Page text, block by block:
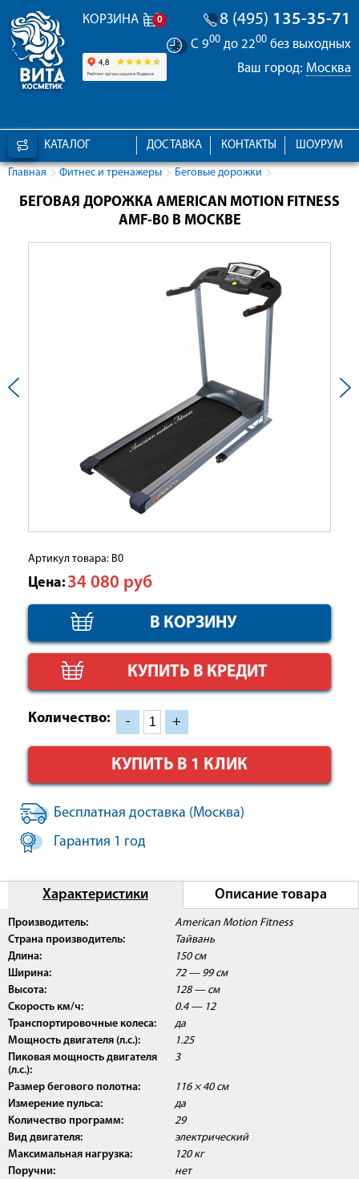
КОРЗИНА 0 8 (495) 135-35-71
С 900 до 2200 без выходных
Ваш город: Москва
КАТАЛОГ ШОУРУМ
КОНТАКТЫ
ДОСТАВКА
Главная Фитнес и тренажеры Беговые дорожки
БЕГОВАЯ ДОРОЖКА AMERICAN MOTION FITNESS
AMF-B0 В МОСКВЕ
Артикул товара: B0
Цена: 34 080 руб
КУПИТЬ В КРЕДИТ
Количество: - +
КУПИТЬ В 1 КЛИК
Бесплатная доставка (Москва)
Гарантия 1 год
Характеристики Описание товара
Производитель:
American Motion Fitness
Страна производитель:
Тайвань
Длина:
150 см
Ширина:
72 — 99 см
Высота:
128 — см
Скорость км/ч:
0.4 — 12
Транспортировочные колеса:
да
Мощность двигателя (л.с.):
1.25
Пиковая мощность двигателя
(л.с.):
3
Размер бегового полотна:
116 × 40 см
Измерение пульса:
да
Количество программ:
29
Вид двигателя:
электрический
Максимальная нагрузка:
120 кг
Поручни:
нет